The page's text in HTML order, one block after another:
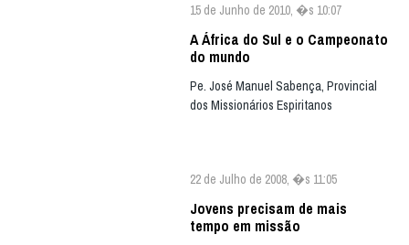
15 de Junho de 2010, �s 10:07
A África do Sul e o Campeonato
do mundo
Pe. José Manuel Sabença, Provincial
dos Missionários Espiritanos
22 de Julho de 2008, �s 11:05
Jovens precisam de mais
tempo em missão